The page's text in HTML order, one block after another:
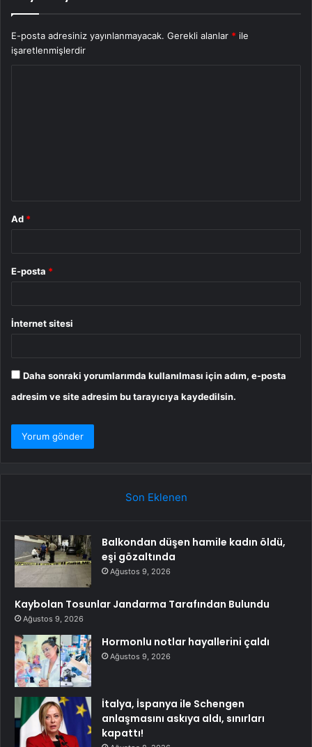
E-posta adresiniz yayınlanmayacak. Gerekli alanlar * ile
işaretlenmişlerdir
Ad *
E-posta *
İnternet sitesi
Daha sonraki yorumlarımda kullanılması için adım, e-posta
adresim ve site adresim bu tarayıcıya kaydedilsin.
Son Eklenen
Balkondan düşen hamile kadın öldü,
eşi gözaltında
Ağustos 9, 2026
Kaybolan Tosunlar Jandarma Tarafından Bulundu
Ağustos 9, 2026
Hormonlu notlar hayallerini çaldı
Ağustos 9, 2026
İtalya, İspanya ile Schengen
anlaşmasını askıya aldı, sınırları
kapattı!